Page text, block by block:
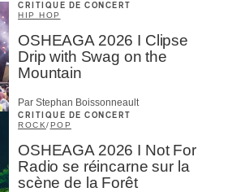
CRITIQUE DE CONCERT
HIP HOP
OSHEAGA 2026 I Clipse
Drip with Swag on the
Mountain
Par Stephan Boissonneault
CRITIQUE DE CONCERT
ROCK/POP
OSHEAGA 2026 I Not For
Radio se réincarne sur la
scène de la Forêt